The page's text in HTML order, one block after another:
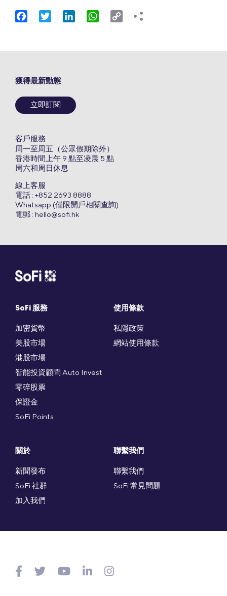
FacebookTwitter LinkedIn WhatsApp
Copy
SoFi 服務
加密貨幣
美股市場
港股市場
智能投資顧問 Auto Invest
零碎股票
保證金
SoFi Points
使用條款
私隱政策
網站使用條款
關於
新聞發布
SoFi 社群
加入我們
聯繫我們
聯繫我們
SoFi 常見問題
獲得最新動態
立即訂閱
客戶服務
周一至周五（公眾假期除外）
香港時間上午 9 點至凌晨 5 點
周六和周日休息
線上客服
電話 : +852 2693 8888
Whatsapp (僅限開戶相關查詢)
電郵 : hello@sofi.hk